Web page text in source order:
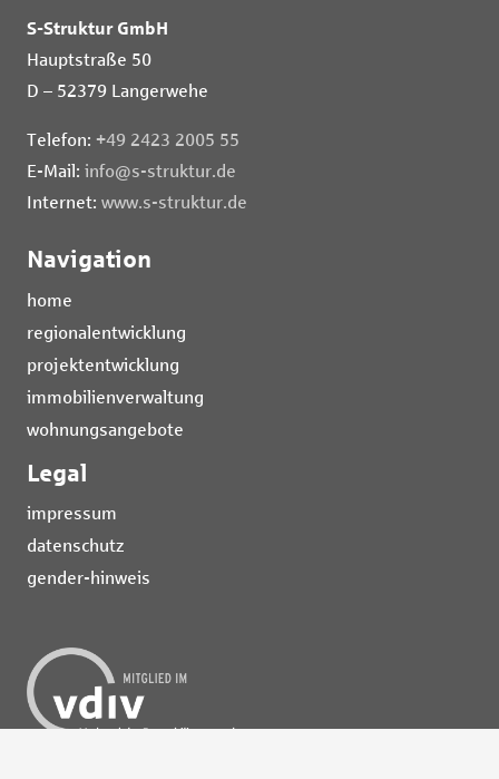
S-Struktur GmbH
Hauptstraße 50
D – 52379 Langerwehe
Telefon: +49 2423 2005 55
E-Mail: info@s-struktur.de
Internet: www.s-struktur.de
Navigation
home
regionalentwicklung
projektentwicklung
immobilienverwaltung
wohnungsangebote
Legal
impressum
datenschutz
gender-hinweis